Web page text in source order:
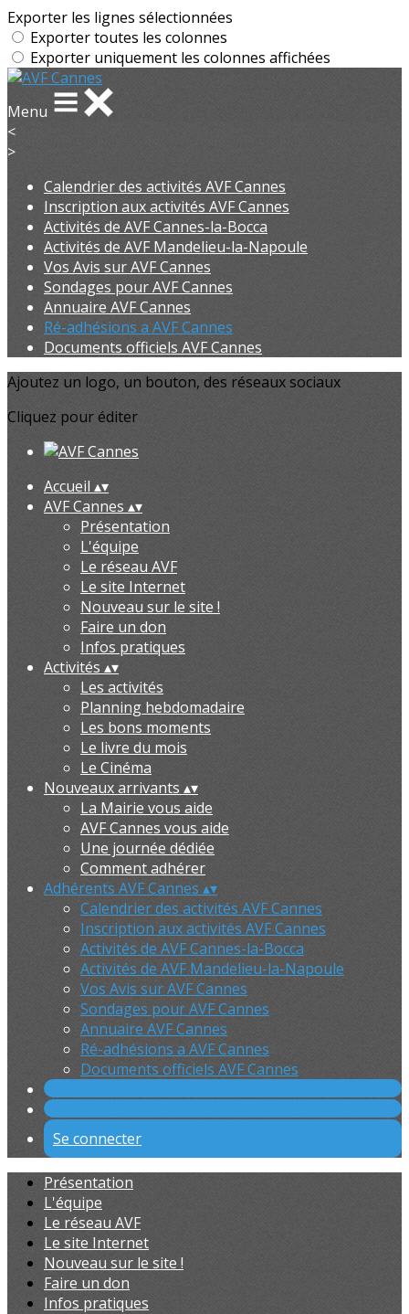
Exporter les lignes sélectionnées
Exporter toutes les colonnes
Exporter uniquement les colonnes affichées
Menu
<
>
Calendrier des activités AVF Cannes
Inscription aux activités AVF Cannes
Activités de AVF Cannes-la-Bocca
Activités de AVF Mandelieu-la-Napoule
Vos Avis sur AVF Cannes
Sondages pour AVF Cannes
Annuaire AVF Cannes
Ré-adhésions a AVF Cannes
Documents officiels AVF Cannes
Ajoutez un logo, un bouton, des réseaux sociaux
Cliquez pour éditer
Accueil ▴▾
AVF Cannes ▴▾
Présentation
L'équipe
Le réseau AVF
Le site Internet
Nouveau sur le site !
Faire un don
Infos pratiques
Activités ▴▾
Les activités
Planning hebdomadaire
Les bons moments
Le livre du mois
Le Cinéma
Nouveaux arrivants ▴▾
La Mairie vous aide
AVF Cannes vous aide
Une journée dédiée
Comment adhérer
Adhérents AVF Cannes ▴▾
Calendrier des activités AVF Cannes
Inscription aux activités AVF Cannes
Activités de AVF Cannes-la-Bocca
Activités de AVF Mandelieu-la-Napoule
Vos Avis sur AVF Cannes
Sondages pour AVF Cannes
Annuaire AVF Cannes
Ré-adhésions a AVF Cannes
Documents officiels AVF Cannes
Se connecter
Présentation
L'équipe
Le réseau AVF
Le site Internet
Nouveau sur le site !
Faire un don
Infos pratiques